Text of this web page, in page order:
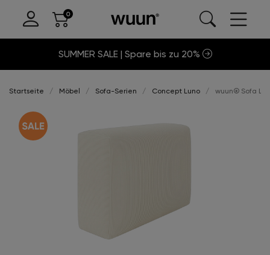
SUMMER SALE | Spare bis zu 20%
Startseite Möbel Sofa-Serien Concept Luno wuun® Sofa